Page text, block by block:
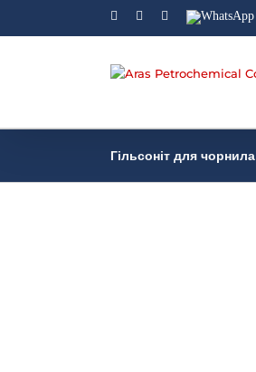
FacebookLinkedinInstagram
WhatsApp
Гільсоніт для чорнила